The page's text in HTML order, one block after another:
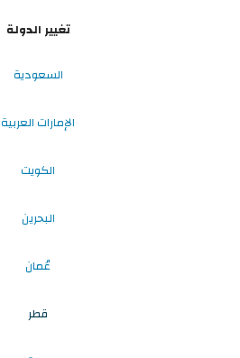
تغيير الدولة
السعودية
الإمارات العربية
الكويت
البحرين
عُمان
قطر